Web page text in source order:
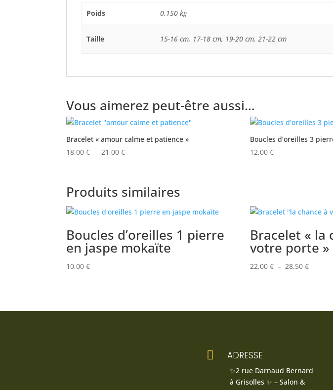
Poids 0,150 kg
Taille 15-16 cm, 17-18 cm, 19-20 cm, 21-22 cm
Vous aimerez peut-être aussi…
Bracelet « amour calme et patience »
18,00€ – 21,00€Plage
18,00 €
à
21,00 €
Boucles d’oreilles 3
12,00 €
Produits similaires
Boucles d’oreilles 1 pierre
en jaspe mokaïte
10,00€
Bracelet « la
votre porte »
22,00 € – 28,50 €Plage
à
 ADRESSE
✨2 rue Darnaud Bernard
à Grisolles ✨ – Salon &